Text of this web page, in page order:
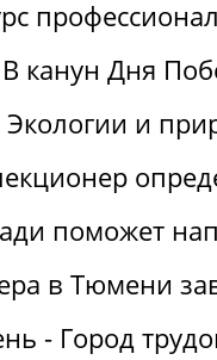
В канун Дня
и
поможет
в Тюмени
- Город